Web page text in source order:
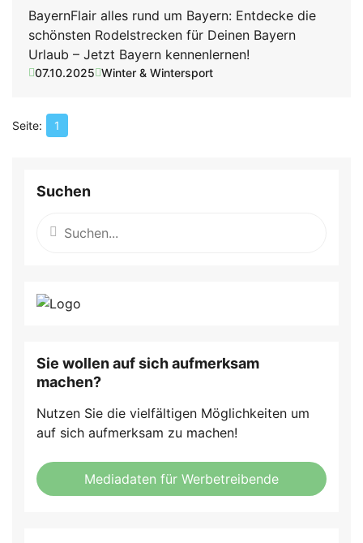
BayernFlair alles rund um Bayern: Entdecke die
schönsten Rodelstrecken für Deinen Bayern
Urlaub – Jetzt Bayern kennenlernen!
07.10.2025 Winter & Wintersport
1
Suchen
Sie wollen auf sich aufmerksam
machen?
Nutzen Sie die vielfältigen Möglichkeiten um
auf sich aufmerksam zu machen!
Mediadaten für Werbetreibende